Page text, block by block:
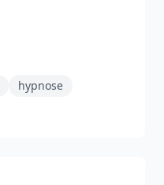
hypnose